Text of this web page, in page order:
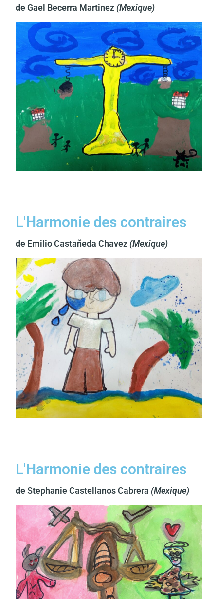
de Gael Becerra Martinez (Mexique)
L'Harmonie des contraires
de Emilio Castañeda Chavez (Mexique)
L'Harmonie des contraires
de Stephanie Castellanos Cabrera (Mexique)